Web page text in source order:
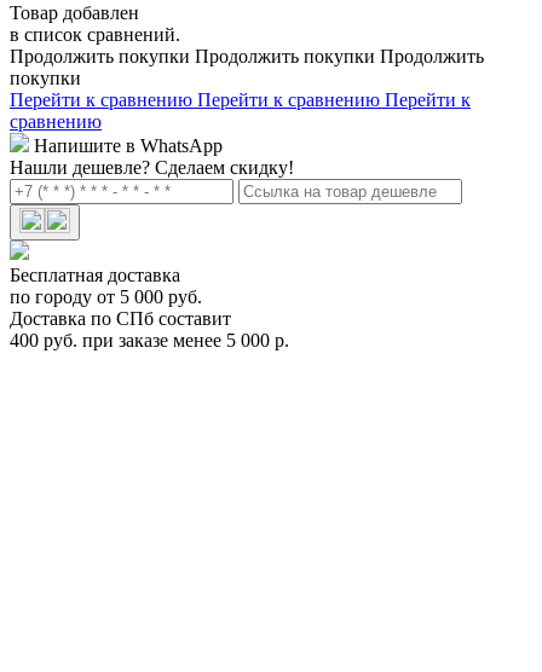
Товар добавлен
в список сравнений.
Продолжить покупки Продолжить покупки Продолжить
покупки
Перейти к сравнению Перейти к сравнению Перейти к
сравнению
Напишите в WhatsApp
Нашли дешевле? Сделаем скидку!
Бесплатная доставка
по городу от 5 000 руб.
Доставка по СПб составит
400 руб. при заказе менее 5 000 р.